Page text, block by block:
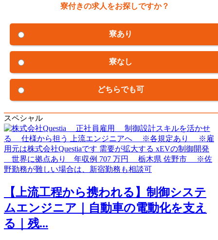
寮付きの求人をお探しですか？
寮あり
寮なし
どちらでも可
スペシャル
【上流工程から携われる】制御システ
ムエンジニア｜自動車の電動化を支え
る｜残...